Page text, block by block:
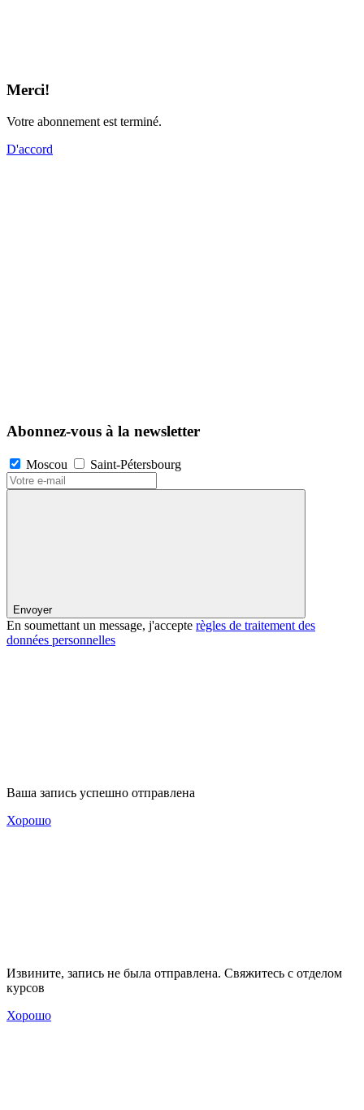
Merci!
Votre abonnement est terminé.
D'accord
Abonnez-vous à la newsletter
Moscou Saint-Pétersbourg
Envoyer
En soumettant un message, j'accepte règles de traitement des
données personnelles
Ваша запись успешно отправлена
Хорошо
Извините, запись не была отправлена. Свяжитесь с отделом
курсов
Хорошо